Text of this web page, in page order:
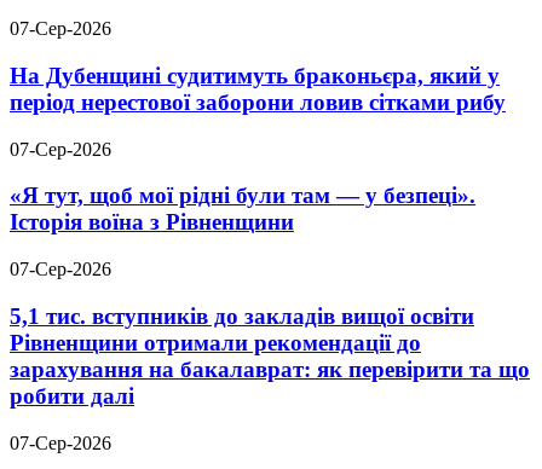
07-Сер-2026
На Дубенщині судитимуть браконьєра, який у
період нерестової заборони ловив сітками рибу
07-Сер-2026
«Я тут, щоб мої рідні були там — у безпеці».
Історія воїна з Рівненщини
07-Сер-2026
5,1 тис. вступників до закладів вищої освіти
Рівненщини отримали рекомендації до
зарахування на бакалаврат: як перевірити та що
робити далі
07-Сер-2026